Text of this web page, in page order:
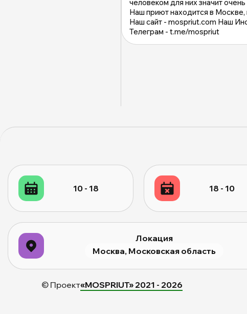
человеком для них значит
Наш приют находится в
Наш сайт - mospriut.com Наш
Телеграм - t.me/mospriut
10 - 18 18 - 10
Локация
Москва, Московская область
© Проект«MOSPRIUT» 2021 - 2026